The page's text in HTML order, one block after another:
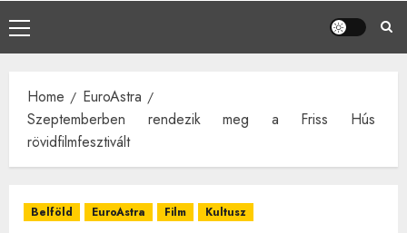
Primary
Menu
Home
EuroAstra
Szeptemberben rendezik meg a Friss Hús
rövidfilmfesztivált
Belföld EuroAstra Film Kultusz